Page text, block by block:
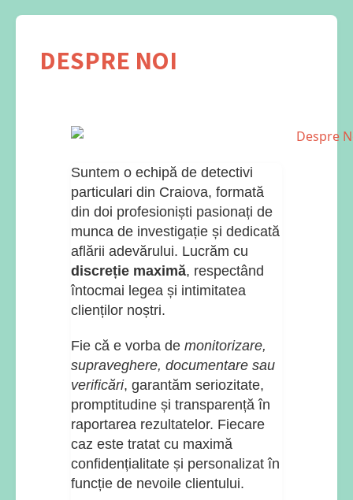
DESPRE NOI
Suntem o echipă de detectivi
particulari din Craiova, formată
din doi profesioniști pasionați de
munca de investigație și dedicată
aflării adevărului. Lucrăm cu
discreție maximă, respectând
întocmai legea și intimitatea
clienților noștri.
Fie că e vorba de monitorizare,
supraveghere, documentare sau
verificări, garantăm seriozitate,
promptitudine și transparență în
raportarea rezultatelor. Fiecare
caz este tratat cu maximă
confidențialitate și personalizat în
funcție de nevoile clientului.